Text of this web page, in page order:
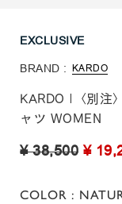
EXCLUSIVE
BRAND : KARDO
KARDO |〈別注
ャツ WOMEN
¥ 38,500 ¥
COLOR :